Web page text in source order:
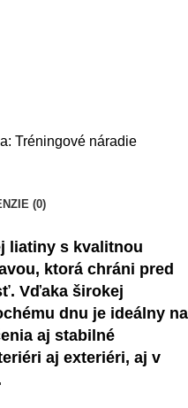
Tréningové náradie
(0)
liatiny s kvalitnou
ktorá chráni pred
Vďaka širokej
dnu je ideálny na
aj stabilné
aj exteriéri, aj v